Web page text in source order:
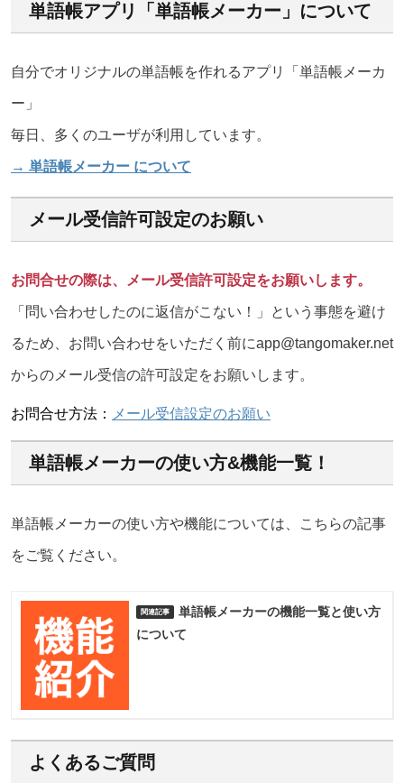
単語帳アプリ「単語帳メーカー」について
自分でオリジナルの単語帳を作れるアプリ「単語帳メーカ
ー」
毎日、多くのユーザが利用しています。
→ 単語帳メーカー について
メール受信許可設定のお願い
お問合せの際は、メール受信許可設定をお願いします。
「問い合わせしたのに返信がこない！」という事態を避け
るため、お問い合わせをいただく前にapp@tangomaker.net
からのメール受信の許可設定をお願いします。
お問合せ方法： メール受信設定のお願い
単語帳メーカーの使い方&機能一覧！
単語帳メーカーの使い方や機能については、こちらの記事
をご覧ください。
単語帳メーカーの機能一覧と使い方
について
よくあるご質問